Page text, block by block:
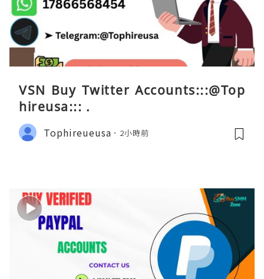
VSN Buy Twitter Accounts:::@Top
hireusa::: .
Tophireueusa 2小時前